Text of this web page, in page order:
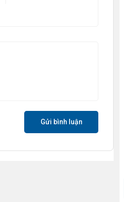
Gửi bình luận